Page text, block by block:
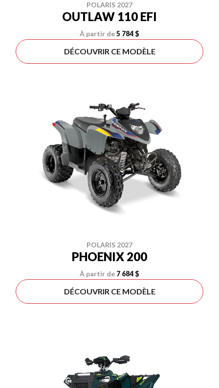
POLARIS 2027
OUTLAW 110 EFI
À partir de5 784 $
DÉCOUVRIR CE MODÈLE
POLARIS 2027
PHOENIX 200
À partir de 7 684 $
DÉCOUVRIR CE MODÈLE